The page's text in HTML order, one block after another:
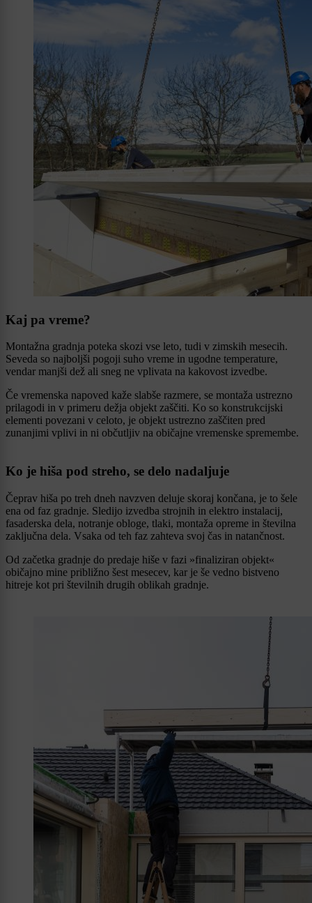
Kaj pa vreme?
Montažna gradnja poteka skozi vse leto, tudi v zimskih mesecih.
Seveda so najboljši pogoji suho vreme in ugodne temperature,
vendar manjši dež ali sneg ne vplivata na kakovost izvedbe.
Če vremenska napoved kaže slabše razmere, se montaža ustrezno
prilagodi in v primeru dežja objekt zaščiti. Ko so konstrukcijski
elementi povezani v celoto, je objekt ustrezno zaščiten pred
zunanjimi vplivi in ni občutljiv na običajne vremenske spremembe.
Ko je hiša pod streho, se delo nadaljuje
Čeprav hiša po treh dneh navzven deluje skoraj končana, je to šele
ena od faz gradnje. Sledijo izvedba strojnih in elektro instalacij,
fasaderska dela, notranje obloge, tlaki, montaža opreme in številna
zaključna dela. Vsaka od teh faz zahteva svoj čas in natančnost.
Od začetka gradnje do predaje hiše v fazi »finaliziran objekt«
običajno mine približno šest mesecev, kar je še vedno bistveno
hitreje kot pri številnih drugih oblikah gradnje.